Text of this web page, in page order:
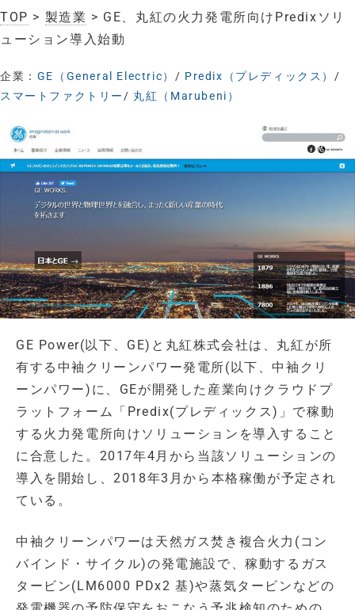
TOP > 製造業 > GE、丸紅の火力発電所向けPredixソリ
ューション導入始動
企業： GE（General Electric） / Predix（プレディックス）/
スマートファクトリー/ 丸紅（Marubeni）
GE Power(以下、GE)と丸紅株式会社は、丸紅が所
有する中袖クリーンパワー発電所(以下、中袖クリ
ーンパワー)に、GEが開発した産業向けクラウドプ
ラットフォーム「Predix(プレディックス)」で稼動
する火力発電所向けソリューションを導入すること
に合意した。2017年4月から当該ソリューションの
導入を開始し、2018年3月から本格稼働が予定され
ている。
中袖クリーンパワーは天然ガス焚き複合火力(コン
バインド・サイクル)の発電施設で、稼動するガス
タービン(LM6000 PDx2 基)や蒸気タービンなどの